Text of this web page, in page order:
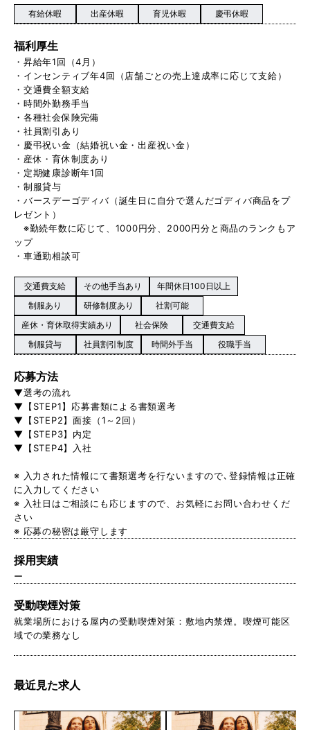
有給休暇 出産休暇 育児休暇 慶弔休暇
福利厚生
・昇給年1回（4月）
・インセンティブ年4回（店舗ごとの売上達成率に応じて支給）
・交通費全額支給
・時間外勤務手当
・各種社会保険完備
・社員割引あり
・慶弔祝い金（結婚祝い金・出産祝い金）
・産休・育休制度あり
・定期健康診断年1回
・制服貸与
・バースデーゴディバ（誕生日に自分で選んだゴディバ商品をプ
レゼント）
※勤続年数に応じて、1000円分、2000円分と商品のランクもア
ップ
・車通勤相談可
交通費支給 その他手当あり
年間休日100日以上
制服あり
研修制度あり
社割可能
産休・育休取得実績あり
社会保険
交通費支給
制服貸与
社員割引制度 時間外手当 役職手当
応募方法
▼選考の流れ
▼【STEP1】応募書類による書類選考
▼【STEP2】面接（1～2回）
▼【STEP3】内定
▼【STEP4】入社
※ 入力された情報にて書類選考を行ないますので､登録情報は正確
に入力してください
※ 入社日はご相談にも応じますので、お気軽にお問い合わせくだ
さい
※ 応募の秘密は厳守します
採用実績
ー
受動喫煙対策
就業場所における屋内の受動喫煙対策：敷地内禁煙。喫煙可能区
域での業務なし
最近見た求人